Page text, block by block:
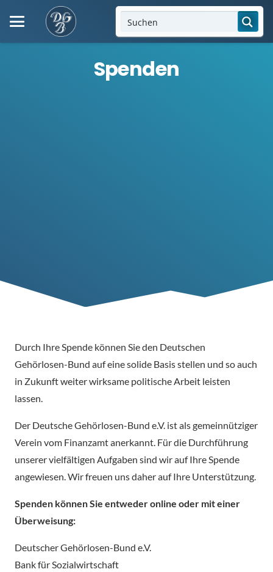
Spenden
Durch Ihre Spende können Sie den Deutschen
Gehörlosen-Bund auf eine solide Basis stellen und so auch
in Zukunft weiter wirksame politische Arbeit leisten
lassen.
Der Deutsche Gehörlosen-Bund e.V. ist als gemeinnütziger
Verein vom Finanzamt anerkannt. Für die Durchführung
unserer vielfältigen Aufgaben sind wir auf Ihre Spende
angewiesen. Wir freuen uns daher auf Ihre Unterstützung.
Spenden können Sie entweder online oder mit einer
Überweisung:
Deutscher Gehörlosen-Bund e.V.
Bank für Sozialwirtschaft